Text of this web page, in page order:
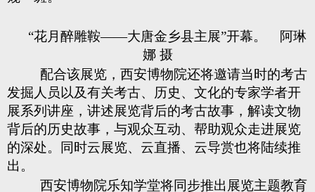
“花月醉雕鞍——大唐金乡县主展”开幕。 阿琳
娜 摄
配合该展览，西安博物院还将邀请当时的考古
发掘人员以及有关考古、历史、文化的专家学者开
展系列讲座，讲述展览背后的考古故事，解读文物
背后的历史故事，与观众互动、帮助观众走进展览
的深处。同时云展览、云直播、云导赏也将陆续推
出。
西安博物院乐知学堂将同步推出展览主题教育